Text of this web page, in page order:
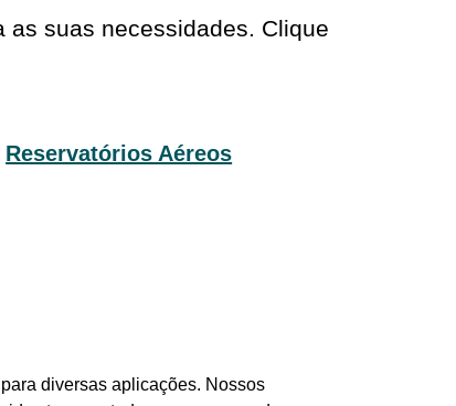
as suas necessidades. Clique
Reservatórios Aéreos
diversas aplicações. Nossos